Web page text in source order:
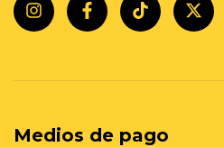
Medios de pago